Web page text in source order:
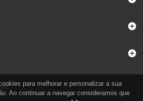
para melhorar e personalizar a sua
Ao continuar a navegar consideramos que